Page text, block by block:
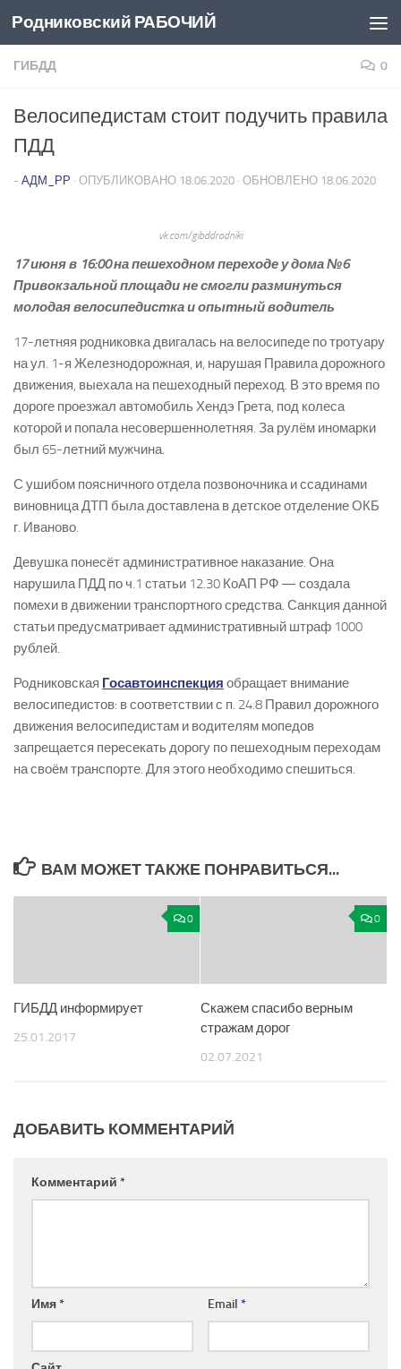
Перейти к содержимому
Родниковский РАБОЧИЙ
ГИБДД 0
Велосипедистам стоит подучить правила
ПДД
- АДМ_РР · ОПУБЛИКОВАНО 18.06.2020 · ОБНОВЛЕНО 18.06.2020
vk.com/gibddrodniki
17 июня в 16:00 на пешеходном переходе у дома №6
Привокзальной площади не смогли разминуться
молодая велосипедистка и опытный водитель
17-летняя родниковка двигалась на велосипеде по тротуару
на ул. 1-я Железнодорожная, и, нарушая Правила дорожного
движения, выехала на пешеходный переход. В это время по
дороге проезжал автомобиль Хендэ Грета, под колеса
которой и попала несовершеннолетняя. За рулём иномарки
был 65-летний мужчина.
С ушибом поясничного отдела позвоночника и ссадинами
виновница ДТП была доставлена в детское отделение ОКБ
г. Иваново.
Девушка понесёт административное наказание. Она
нарушила ПДД по ч.1 статьи 12.30 КоАП РФ — создала
помехи в движении транспортного средства. Санкция данной
статьи предусматривает административный штраф 1000
рублей.
Родниковская Госавтоинспекция обращает внимание
велосипедистов: в соответствии с п. 24.8 Правил дорожного
движения велосипедистам и водителям мопедов
запрещается пересекать дорогу по пешеходным переходам
на своём транспорте. Для этого необходимо спешиться.
ВАМ МОЖЕТ ТАКЖЕ ПОНРАВИТЬСЯ...
0
ГИБДД информирует
25.01.2017
0
Скажем спасибо верным
стражам дорог
02.07.2021
ДОБАВИТЬ КОММЕНТАРИЙ
Комментарий *
Имя* Email *